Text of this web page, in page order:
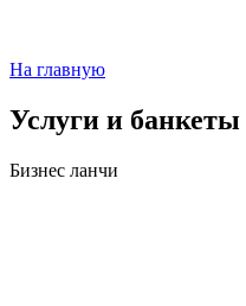
На главную
Услуги и банкеты
Бизнес ланчи